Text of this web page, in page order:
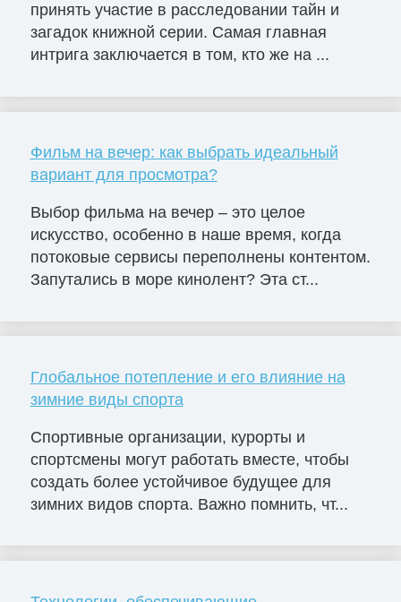
принять участие в расследовании тайн и
загадок книжной серии. Самая главная
интрига заключается в том, кто же на ...
Фильм на вечер: как выбрать идеальный
вариант для просмотра?
Выбор фильма на вечер – это целое
искусство, особенно в наше время, когда
потоковые сервисы переполнены контентом.
Запутались в море кинолент? Эта ст...
Глобальное потепление и его влияние на
зимние виды спорта
Спортивные организации, курорты и
спортсмены могут работать вместе, чтобы
создать более устойчивое будущее для
зимних видов спорта. Важно помнить, чт...